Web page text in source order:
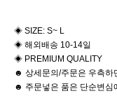
◈ SIZE: S~ L
◈ 해외배송 10-14일
◈ PREMIUM QUALITY
☻ 상세문의/주문은 우측하
☻ 주문넣은 품은 단순변심